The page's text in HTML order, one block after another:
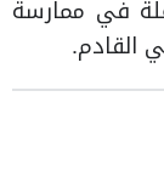
في ممارسة
القادم.